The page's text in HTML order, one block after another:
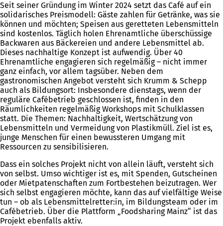
Seit seiner Gründung im Winter 2024 setzt das Café auf ein
solidarisches Preismodell: Gäste zahlen für Getränke, was sie
können und möchten; Speisen aus geretteten Lebensmitteln
sind kostenlos. Täglich holen Ehrenamtliche überschüssige
Backwaren aus Bäckereien und andere Lebensmittel ab.
Dieses nachhaltige Konzept ist aufwendig. Über 40
Ehrenamtliche engagieren sich regelmäßig – nicht immer
ganz einfach, vor allem tagsüber. Neben dem
gastronomischen Angebot versteht sich Krumm & Schepp
auch als Bildungsort: Insbesondere dienstags, wenn der
reguläre Cafébetrieb geschlossen ist, finden in den
Räumlichkeiten regelmäßig Workshops mit Schulklassen
statt. Die Themen: Nachhaltigkeit, Wertschätzung von
Lebensmitteln und Vermeidung von Plastikmüll. Ziel ist es,
junge Menschen für einen bewussteren Umgang mit
Ressourcen zu sensibilisieren.
Dass ein solches Projekt nicht von allein läuft, versteht sich
von selbst. Umso wichtiger ist es, mit Spenden, Gutscheinen
oder Mietpatenschaften zum Fortbestehen beizutragen. Wer
sich selbst engagieren möchte, kann das auf vielfältige Weise
tun – ob als Lebensmittelretter:in, im Bildungsteam oder im
Cafébetrieb. Über die Plattform „Foodsharing Mainz“ ist das
Projekt ebenfalls aktiv.